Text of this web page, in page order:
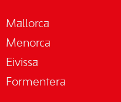
Mallorca
Menorca
Eivissa
Formentera